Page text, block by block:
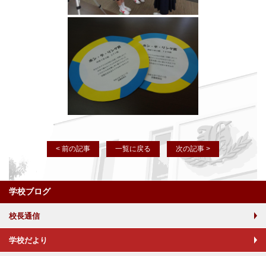
< 前の記事 一覧に戻る 次の記事 >
学校ブログ
校長通信
学校だより